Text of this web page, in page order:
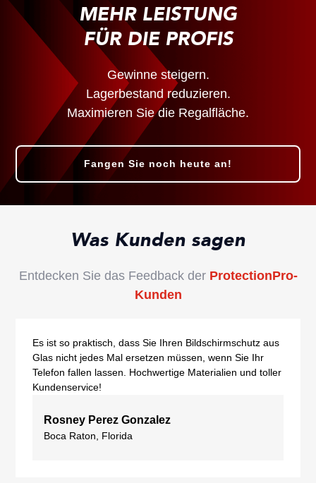
MEHR LEISTUNG
FÜR DIE PROFIS
Gewinne steigern.
Lagerbestand reduzieren.
Maximieren Sie die Regalfläche.
Fangen Sie noch heute an!
Was Kunden sagen
Entdecken Sie das Feedback der ProtectionPro-
Kunden
Es ist so praktisch, dass Sie Ihren Bildschirmschutz aus
Glas nicht jedes Mal ersetzen müssen, wenn Sie Ihr
Telefon fallen lassen. Hochwertige Materialien und toller
Kundenservice!
Rosney Perez Gonzalez
Boca Raton, Florida